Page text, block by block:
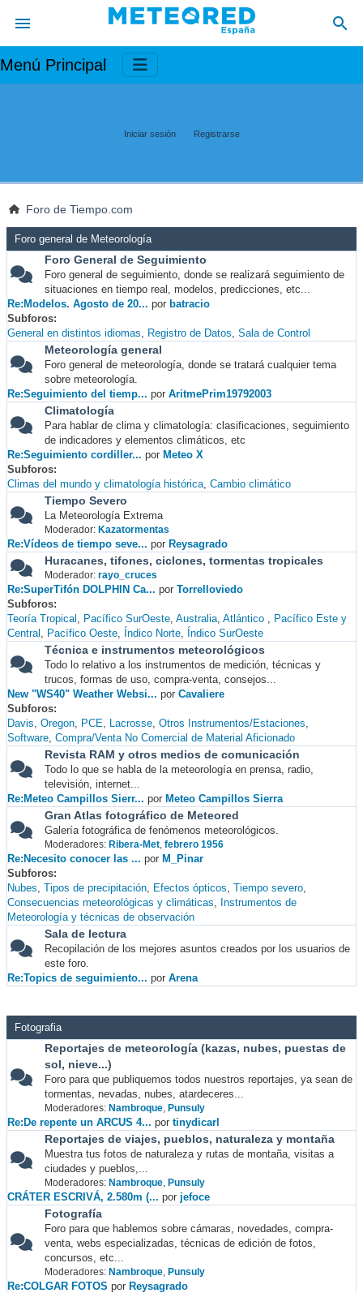
Menú Principal
Iniciar sesión Registrarse
Foro de Tiempo.com
Foro general de Meteorología
Foro General de Seguimiento
Foro general de seguimiento, donde se realizará seguimiento de
situaciones en tiempo real, modelos, predicciones, etc...
Re:Modelos. Agosto de 20... por batracio
Subforos
General en distintos idiomas
Registro de Datos Sala de Control
Meteorología general
Foro general de meteorología, donde se tratará cualquier tema
sobre meteorología.
Re:Seguimiento del tiemp... por AritmePrim19792003
Climatología
Para hablar de clima y climatología: clasificaciones, seguimiento
de indicadores y elementos climáticos, etc
Re:Seguimiento cordiller... por Meteo X
Subforos
Climas del mundo y climatología histórica Cambio climático
Tiempo Severo
La Meteorología Extrema
Moderador: Kazatormentas
Re:Vídeos de tiempo seve... por Reysagrado
Huracanes, tifones, ciclones, tormentas tropicales
Moderador: rayo_cruces
Re:SuperTifón DOLPHIN Ca... por Torrelloviedo
Subforos
Teoría Tropical
Pacífico SurOeste Australia Atlántico
Pacífico Este y
Central
Pacífico Oeste Índico Norte Índico SurOeste
Técnica e instrumentos meteorológicos
Todo lo relativo a los instrumentos de medición, técnicas y
trucos, formas de uso, compra-venta, consejos...
New "WS40" Weather Websi... por Cavaliere
Subforos
Davis Oregon PCE Lacrosse Otros Instrumentos/Estaciones
Software Compra/Venta No Comercial de Material Aficionado
Revista RAM y otros medios de comunicación
Todo lo que se habla de la meteorología en prensa, radio,
televisión, internet...
Re:Meteo Campillos Sierr... por Meteo Campillos Sierra
Gran Atlas fotográfico de Meteored
Galería fotográfica de fenómenos meteorológicos.
Moderadores: Ribera-Met, febrero 1956
Re:Necesito conocer las ... por M_Pinar
Subforos
Nubes Tipos de precipitación Efectos ópticos Tiempo severo
Consecuencias meteorológicas y climáticas
Instrumentos de
Meteorología y técnicas de observación
Sala de lectura
Recopilación de los mejores asuntos creados por los usuarios de
este foro.
Re:Topics de seguimiento... por Arena
Fotografia
Reportajes de meteorología (kazas, nubes, puestas de
sol, nieve...)
Foro para que publiquemos todos nuestros reportajes, ya sean de
tormentas, nevadas, nubes, atardeceres...
Moderadores: Nambroque, Punsuly
Re:De repente un ARCUS 4... por tinydicarl
Reportajes de viajes, pueblos, naturaleza y montaña
Muestra tus fotos de naturaleza y rutas de montaña, visitas a
ciudades y pueblos,...
Moderadores: Nambroque, Punsuly
CRÁTER ESCRIVÁ, 2.580m (... por jefoce
Fotografía
Foro para que hablemos sobre cámaras, novedades, compra-
venta, webs especializadas, técnicas de edición de fotos,
concursos, etc...
Moderadores: Nambroque, Punsuly
Re:COLGAR FOTOS por Reysagrado